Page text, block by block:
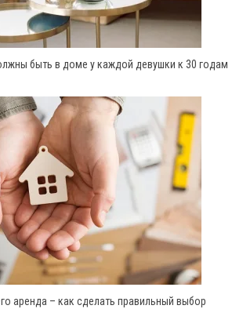
быть в доме у каждой девушки к 30 годам
аренда – как сделать правильный выбор